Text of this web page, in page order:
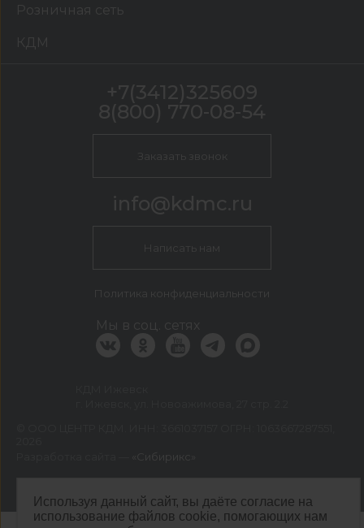
Используя данный сайт, вы даёте согласие на
использование файлов cookie, помогающих нам
Розничная сеть
КДМ
+7(3412)325609
8(800) 770-08-54
Заказать звонок
info@kdmc.ru
Написать нам
Политика конфиденциальности
Мы в соц. сетях
«Сибирикс»